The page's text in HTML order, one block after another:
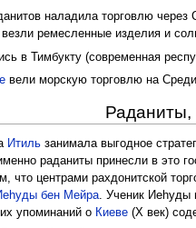
наладила торговлю
ремесленные изделия и
в Тимбукту (современная
вели морскую торговлю на
Раданиты,
Итиль занимала выгодное
раданиты принесли в это
что центрами рахдонитской
бен Мейра. Ученик Иеhуды
упоминаний о Киеве (X век)